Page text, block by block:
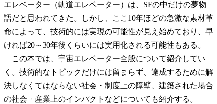
エレベーター（軌道エレベーター）は、SFの中だけの夢物
語だと思われてきた。しかし、ここ10年ほどの急激な素材革
命によって、技術的には実現の可能性が見え始めており、早
ければ20～30年後くらいには実用化される可能性もある。
この本では、宇宙エレベーター全般について紹介してい
く。技術的なトピックだけには留まらず、達成するために解
決しなくてはならない社会・制度上の障壁、建築された場合
の社会・産業上のインパクトなどについても紹介する。